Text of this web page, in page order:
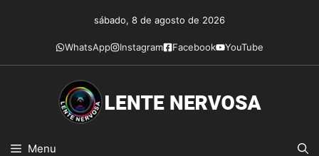
conteúdo
sábado, 8 de agosto de 2026
WhatsApp Instagram Facebook YouTube
Menu